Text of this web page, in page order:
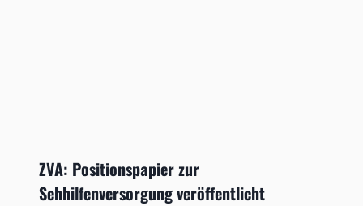
ZVA: Positionspapier zur
Sehhilfenversorgung veröffentlicht